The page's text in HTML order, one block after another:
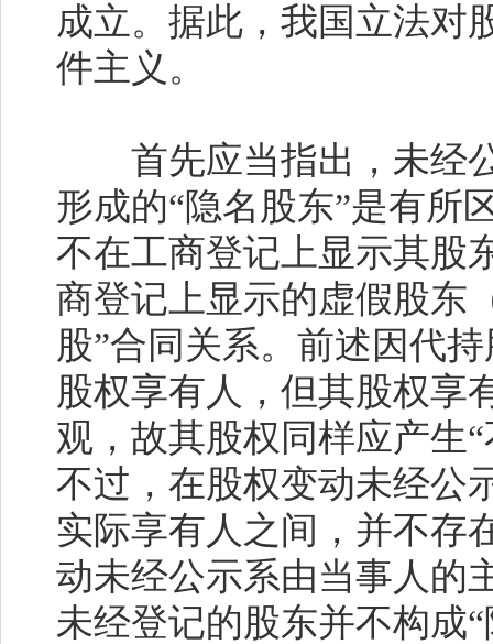
成立。据此，我国立法对
件主义。
首先应当指出，未经
形成的“隐名股东”是有所
不在工商登记上显示其股
商登记上显示的虚假股东
股”合同关系。前述因代
股权享有人，但其股权享
观，故其股权同样应产生
不过，在股权变动未经公
实际享有人之间，并不存
动未经公示系由当事人的
未经登记的股东并不构成